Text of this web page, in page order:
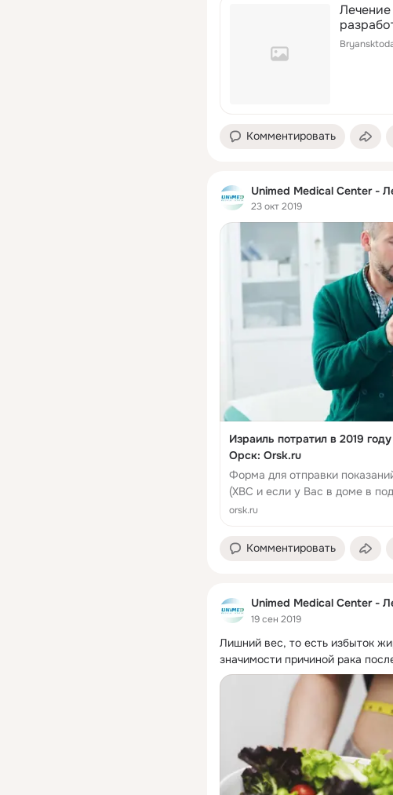
Комментировать
Unimed Medical Center -
23 окт 2019
Израиль потратил в 2019
Орск: Orsk.ru
Форма для отправки
(ХВС и если у Вас в доме в
вода у Вас центральная, то вы
orsk.ru
Комментировать
Unimed Medical Center -
19 сен 2019
Лишний вес, то есть избыток
значимости причиной рака